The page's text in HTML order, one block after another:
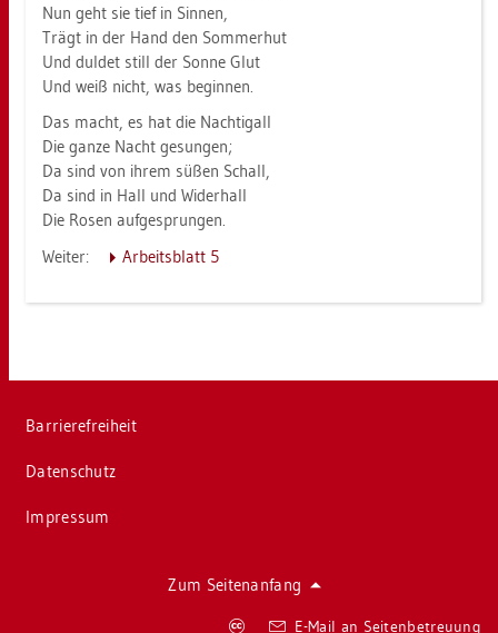
Nun geht sie tief in Sin­nen,
Trägt in der Hand den Som­mer­hut
Und dul­det still der Sonne Glut
Und weiß nicht, was be­gin­nen.
Das macht, es hat die Nach­ti­gall
Die ganze Nacht ge­sun­gen;
Da sind von ihrem süßen Schall,
Da sind in Hall und Wi­der­hall
Die Rosen auf­ge­sprun­gen.
Wei­ter:
Ar­beits­blatt 5
Bar­rie­re­frei­heit
Da­ten­schutz
Im­pres­sum
Zum Sei­ten­an­fang
E-Mail an Sei­ten­be­treu­ung
Co­